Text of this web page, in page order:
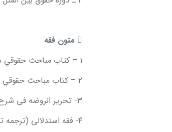
 متون فقه
۱ – كتاب مباحث حقوقي شرح لمعه به همراه ترجمه (دو جلد) / شهيد ثاني / دكتر لطفي / مجد
۲ – كتاب مباحث حقوقي لمعه دمشقیه / شهيد اول / ترجمه دکتر حسيني
۳- تحریر الروضه فی شرح لمعه (دوجلدی) دکترآیتی و امینی / سمت
۴- فقه استدلالی (ترجمه تحریر الروضه) / دادمرزی/طاها